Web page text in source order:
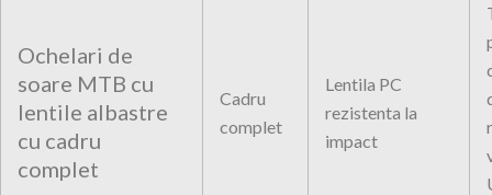
Ochelari de
soare MTB cu
lentile albastre
cu cadru
complet
Cadru
complet
Lentila PC
rezistenta la
impact